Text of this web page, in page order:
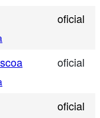
oficial
oficial
oficial